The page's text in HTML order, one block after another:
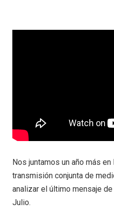
Nos juntamos un año más
transmisión conjunta de
analizar el último mensaje
Julio.